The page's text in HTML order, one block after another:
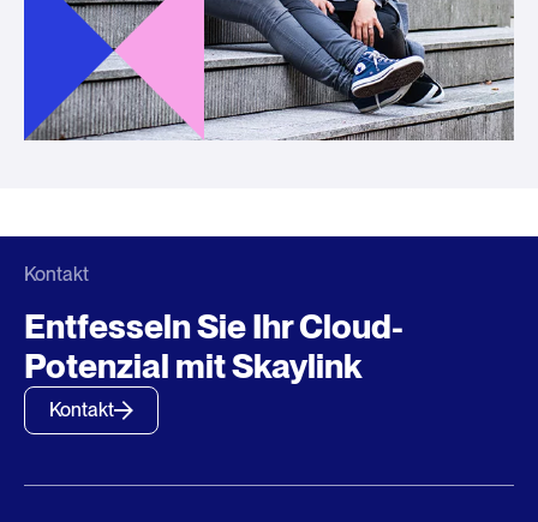
Kontakt
Entfesseln Sie Ihr Cloud-
Potenzial mit Skaylink
Kontakt